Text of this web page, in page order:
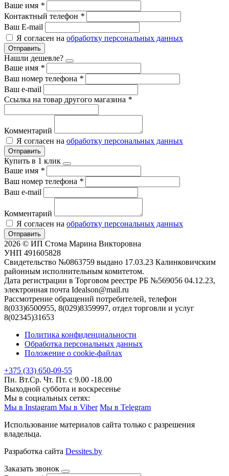
Ваше имя *
Контактный телефон *
Ваш E-mail
Я согласен на обработку персональных данных
Отправить
Нашли дешевле?
Ваше имя *
Ваш номер телефона *
Ваш e-mail
Ссылка на товар другого магазина *
Комментарий
Я согласен на обработку персональных данных
Отправить
Купить в 1 клик
Ваше имя *
Ваш номер телефона *
Ваш e-mail
Комментарий
Я согласен на обработку персональных данных
Отправить
2026 © ИП Стома Марина Викторовна
УНП 491605828
Свидетельство №0863759 выдано 17.03.23 Калинковичским
районным исполнительным комитетом.
Дата регистрации в Торговом реестре РБ №569056 04.12.23,
электронная почта Idealson@mail.ru
Рассмотрение обращений потребителей, телефон
8(033)6500955, 8(029)8359997, отдел торговли и услуг
8(02345)31653
Политика конфиденциальности
Обработка персональных данных
Положение о cookie-файлах
+375 (33) 650-09-55
Пн. Вт.Ср. Чт. Пт. с 9.00 -18.00
Выходной суббота и воскресенье
Мы в социальных сетях:
Мы в Instagram Мы в Viber Мы в Telegram
Использование материалов сайта только с разрешения
владельца.
Разработка сайта Dessites.by
Заказать звонок